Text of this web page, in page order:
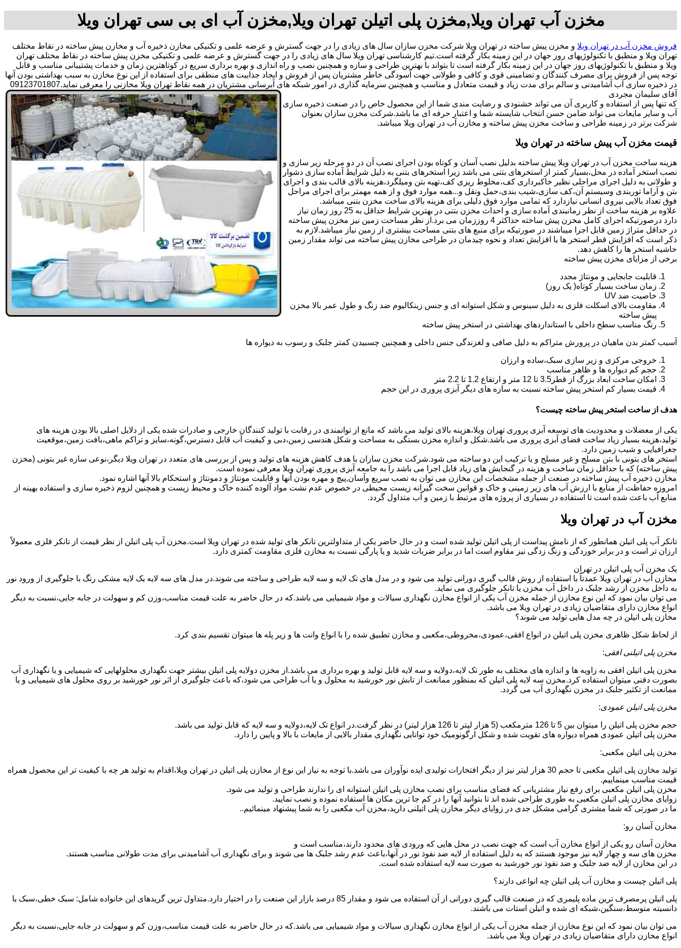
مخزن آب تهران ویلا,مخزن پلی اتیلن تهران ویلا,مخزن آب ای بی سی تهران ویلا
فروش مخزن آب در تهران ویلا و مخزن پیش ساخته در تهران ویلا شرکت مخزن سازان سال های زیادی را در جهت گسترش و عرضه علمی و تکنیکی مخازن ذخیره آب و مخازن پیش ساخته در نقاط مختلف
تهران ویلا و منطبق با تکنولوژیهای روز جهان در این زمینه بکار گرفته است.تیم کارشناسی تهران ویلا سال های زیادی را در جهت گسترش و عرضه علمی و تکنیکی مخزن پیش ساخته در نقاط مختلف تهران
ویلا و منطبق با تکنولوژیهای روز جهان در این زمینه بکار گرفته است تا بتواند با بهترین طراحی و سازه و همچنین نصب و راه اندازی و بهره برداری سریع در کوتاهترین زمان و خدمات پشتیبانی مناسب و قابل
توجه پس از فروش برای مصرف کنندگان و تضامینی قوی و کافی و طولانی جهت آسودگی خاطر مشتریان پس از فروش و ایجاد جذابیت های منطقی برای استفاده از این نوع مخازن به سبب بهداشتی بودن آنها
در ذخیره سازی آب آشامیدنی و سالم برای مدت زیاد و قیمت متعادل و مناسب و همچنین سرمایه گذاری در امور شبکه های آبرسانی مشتریان در همه نقاط تهران ویلا مخازنی را معرفی نماید.09123701807
آقای سلیمان مجردی
که تنها پس از استفاده و کاربری آن می تواند خشنودی و رضایت مندی شما از این محصول خاص را در صنعت ذخیره سازی
آب و سایر مایعات می تواند ضامن حسن انتخاب شایسته شما و اعتبار حرفه ای ما باشد.شرکت مخزن سازان بعنوان
شرکت برتر در زمینه طراحی و ساخت مخزن پیش ساخته و مخازن آب در تهران ویلا میباشد.
قیمت مخزن آب پیش ساخته در تهران ویلا
هزینه ساخت مخزن آب در تهران ویلا پیش ساخته بدلیل نصب آسان و کوتاه بودن اجرای نصب آن در دو مرحله زیر سازی و
نصب استخر آماده در محل،بسیار کمتر از استخرهای بتنی می باشد زیرا استخرهای بتنی به دلیل شرایط آماده سازی دشوار
و طولانی به دلیل اجرای مراحلی نظیر خاکبرداری کف،مخلوط ریزی کف،تهیه بتن ومیلگرد،هزینه بالای قالب بندی و اجرای
بتن و آراما توربندی وسیستم آن،کف سازی،شیب بندی،حمل ونقل و...همه موارد فوق و از همه مهمتر برای اجرای مراحل
فوق تعداد بالایی نیروی انسانی نیازدارد که تمامی موارد فوق دلیلی برای هزینه بالای ساخت مخزن بتنی میباشد.
علاوه بر هزینه ساخت از نظر زمانبندی آماده سازی و احداث مخزن بتنی در بهترین شرایط حداقل به 25 روز زمان نیاز
دارد درصورتیکه اجرای کامل مخزن پیش ساخته حداکثر 4 روززمان می برد.از نظر مساحت زمین نیز مخزن پیش ساخته
در حداقل متراژ زمین قابل اجرا میباشند در صورتیکه برای منبع های بتنی مساحت بیشتری از زمین نیاز میباشد.لازم به
ذکر است که افزایش قطر استخر ها یا افزایش تعداد و نحوه چیدمان در طراحی مخازن پیش ساخته می تواند مقدار زمین
حاشیه استخر ها را کاهش دهد.
برخی از مزایای مخزن پیش ساخته
قابلیت جابجایی و مونتاژ مجدد
زمان ساخت بسیار کوتاه( یک روز)
خاصیت ضد UV
مقاومت بالای اسکلت فلزی به دلیل سینوس و شکل استوانه ای و جنس زینکالیوم ضد زنگ و طول عمر بالا مخزن
پیش ساخته
رنگ مناسب سطح داخلی با استانداردهای بهداشتی در استخر پیش ساخته
آسیب کمتر بدن ماهیان در پرورش متراکم به دلیل صافی و لغزندگی جنس داخلی و همچنین چسبیدن کمتر جلبک و رسوب به دیواره ها
خروجی مرکزی و زیر سازی سبک،ساده و ارزان
حجم کم دیواره ها و ظاهر مناسب
امکان ساخت ابعاد بزرگ از قطر3.5 تا 12 متر و ارتفاع 1.2 تا 2.2 متر
قیمت بسیار کم استخر پیش ساخته نسبت به سازه های دیگر آبزی پروری در این حجم
هدف از ساخت استخر پیش ساخته چیست؟
یکی از معضلات و محدودیت های توسعه آبزی پروری تهران ویلا،هزینه بالای تولید می باشد که مانع از توانمندی در رقابت با تولید کنندگان خارجی و صادرات شده یکی از دلایل اصلی بالا بودن هزینه های
تولید،هزینه بسیار زیاد ساخت فضای آبزی پروری می باشد.شکل و اندازه مخزن بستگی به مساحت و شکل هندسی زمین،دبی و کیفیت آب قابل دسترس،گونه،سایز و تراکم ماهی،بافت زمین،موقعیت
جغرافیایی و شیب زمین دارد.
استخر های بتونی با بتن مسلح و غیر مسلح و یا ترکیب این دو ساخته می شود.شرکت مخزن سازان با هدف کاهش هزینه های تولید و پس از بررسی های متعدد در تهران ویلا دیگر،نوعی سازه غیر بتونی (مخزن
پیش ساخته) که با حداقل زمان ساخت و هزینه در گنجایش های زیاد قابل اجرا می باشد را به جامعه آبزی پروری تهران ویلا معرفی نموده است.
مخازن ذخیره آب پیش ساخته در صنعت از جمله مشخصات این مخازن می توان به نصب سریع وآسان,پیچ و مهره بودن آنها و قابلیت مونتاژ و دمونتاژ و استحکام بالا آنها اشاره نمود.
امروزه حفاظت از منابع با ارزش آب های زیر زمینی و خاک و قوانین سخت گیرانه زیست محیطی در خصوص عدم نشت مواد آلوده کننده خاک و محیط زیست و همچنین لزوم ذخیره سازی و استفاده بهینه از
منابع آب باعث شده است تا استفاده در بسیاری از پروژه های مرتبط با زمین و آب متداول گردد.
مخزن آب در تهران ویلا
تانکر آب پلی اتیلن همانطور که از نامش پیداست از پلی اتیلن تولید شده است و در حال حاضر یکی از متداولترین تانکر های تولید شده در تهران ویلا است.مخزن آب پلی اتیلن از نظر قیمت از تانکر فلزی معمولاً
ارزان تر است و در برابر خوردگی و زنگ زدگی نیز مقاوم است اما در برابر ضربات شدید و یا پارگی نسبت به مخازن فلزی مقاومت کمتری دارد.
یک مخزن آب پلی اتیلن در تهران
مخازن آب در تهران ویلا عمدتاً با استفاده از روش قالب گیری دورانی تولید می شود و در مدل های تک لایه و سه لایه طراحی و ساخته می شوند.در مدل های سه لایه یک لایه مشکی رنگ با جلوگیری از ورود نور
به داخل مخزن از رشد جلبک در داخل آب مخزن یا تانکر جلوگیری می نماید.
می توان بیان نمود که این نوع مخازن از جمله مخزن آب یکی از انواع مخازن نگهداری سیالات و مواد شیمیایی می باشد.که در حال حاضر به علت قیمت مناسب،وزن کم و سهولت در جابه جایی،نسبت به دیگر
انواع مخازن دارای متقاضیان زیادی در تهران ویلا می باشد.
مخازن پلی اتیلن در چه مدل هایی تولید می شوند؟
از لحاظ شکل ظاهری مخزن پلی اتیلن در انواع افقی،عمودی،مخروطی،مکعبی و مخازن تطبیق شده را با انواع وانت ها و زیر پله ها میتوان تقسیم بندی کرد.
مخزن پلی اتیلنی افقی:
مخزن پلی اتیلن افقی به زاویه ها و اندازه های مختلف به طور تک لایه،دولایه و سه لایه قابل تولید و بهره برداری می باشد.از مخزن دولایه پلی اتیلن بیشتر جهت نگهداری محلولهایی که شیمیایی و یا نگهداری آب
بصورت دفنی میتوان استفاده کرد.مخزن سه لایه پلی اتیلن که بمنظور ممانعت از تابش نور خورشید به محلول و یا آب طراحی می شود،که باعث جلوگیری از اثر نور خورشید بر روی محلول های شیمیایی و یا
ممانعت از تکثیر جلبک در مخزن نگهداری آب می گردد.
مخزن پلی اتیلن عمودی:
حجم مخزن پلی اتیلن را میتوان بین 5 تا 126 مترمکعب (5 هزار لیتر تا 126 هزار لیتر) در نظر گرفت.در انواع تک لایه،دولایه و سه لایه که قابل تولید می باشد.
مخزن پلی اتیلن عمودی همراه دیواره های تقویت شده و شکل ارگونومیک خود توانایی نگهداری مقدار بالایی از مایعات با بالا و پایین را دارد.
مخزن پلی اتیلن مکعبی:
تولید مخازن پلی اتیلن مکعبی تا حجم 30 هزار لیتر نیز از دیگر افتخارات تولیدی ایده نوآوران می باشد.با توجه به نیاز این نوع از مخازن پلی اتیلن در تهران ویلا،اقدام به تولید هر چه با کیفیت تر این محصول همراه
قیمت مناسب مینماییم.
مخزن پلی اتیلن مکعبی برای رفع نیاز مشتریانی که فضای مناسب برای نصب مخازن پلی اتیلن استوانه ای را ندارند طراحی و تولید می شود.
زوایای مخازن پلی اتیلن مکعبی به طوری طراحی شده اند تا بتوانید آنها را در کم جا ترین مکان ها استفاده نموده و نصب نمایید.
ما در صورتی که شما مشتری گرامی مشکل جدی در زوایای دیگر مخازن پلی اتیلنی دارید،مخزن آب مکعبی را به شما پیشنهاد مینمائیم..
مخازن آسان رو:
مخازن آسان رو یکی از انواع مخازن آب است که جهت نصب در محل هایی که ورودی های محدود دارند،مناسب است و
مخزن های سه و چهار لایه نیز موجود هستند که به دلیل استفاده از لایه ضد نفوذ نور در آنها،باعث عدم رشد جلبک ها می شوند و برای نگهداری آب آشامیدنی برای مدت طولانی مناسب هستند.
در این مخازن از لایه ضد جلبک و ضد نفوذ نور خورشید به صورت سه لایه استفاده شده است.
پلی اتیلن چیست و مخازن آب پلی اتیلن چه انواعی دارند؟
پلی اتیلن پرمصرف ترین ماده پلیمری که در صنعت قالب گیری دورانی از آن استفاده می شود و مقدار 85 درصد بازار این صنعت را در اختیار دارد.متداول ترین گریدهای این خانواده شامل: سبک خطی،سبک با
دانسیته متوسط،سنگین،شبکه ای شده و اتیلن استات می باشند.
می توان بیان نمود که این نوع مخازن از جمله مخزن آب یکی از انواع مخازن نگهداری سیالات و مواد شیمیایی می باشد.که در حال حاضر به علت قیمت مناسب،وزن کم و سهولت در جابه جایی،نسبت به دیگر
انواع مخازن دارای متقاضیان زیادی در تهران ویلا می باشد.